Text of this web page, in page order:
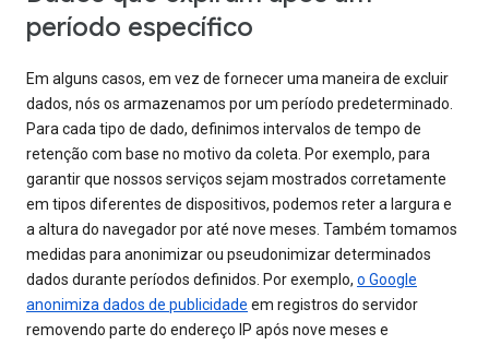
período específico
Em alguns casos, em vez de fornecer uma maneira de excluir
dados, nós os armazenamos por um período predeterminado.
Para cada tipo de dado, definimos intervalos de tempo de
retenção com base no motivo da coleta. Por exemplo, para
garantir que nossos serviços sejam mostrados corretamente
em tipos diferentes de dispositivos, podemos reter a largura e
a altura do navegador por até nove meses. Também tomamos
medidas para anonimizar ou pseudonimizar determinados
dados durante períodos definidos. Por exemplo, o Google
anonimiza dados de publicidade em registros do servidor
removendo parte do endereço IP após nove meses e